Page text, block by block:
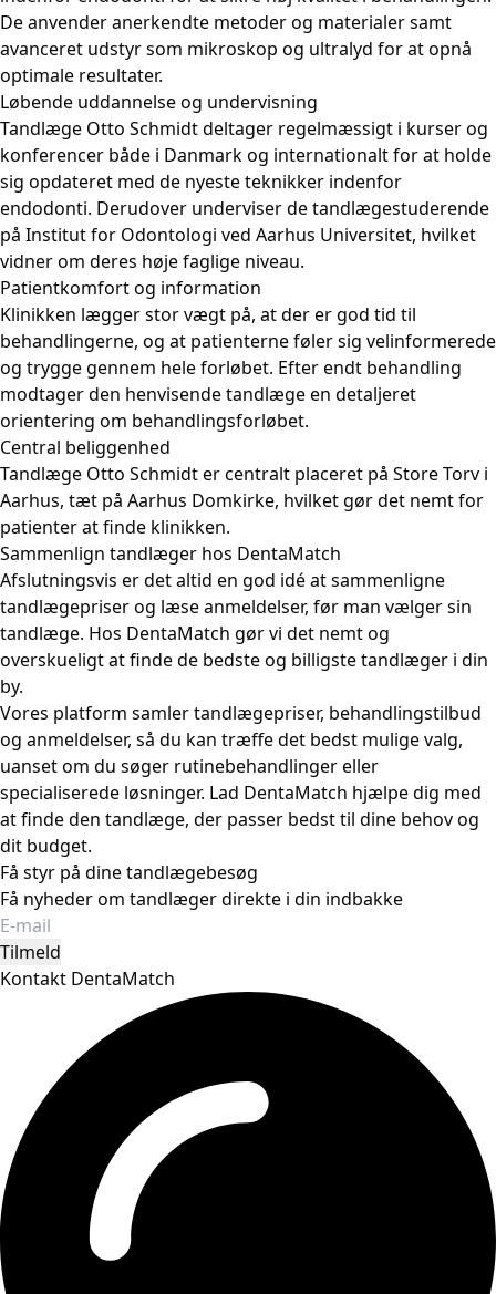
De anvender anerkendte metoder og materialer samt
avanceret udstyr som mikroskop og ultralyd for at opnå
optimale resultater.
Løbende uddannelse og undervisning
Tandlæge Otto Schmidt deltager regelmæssigt i kurser og
konferencer både i Danmark og internationalt for at holde
sig opdateret med de nyeste teknikker indenfor
endodonti. Derudover underviser de tandlægestuderende
på Institut for Odontologi ved Aarhus Universitet, hvilket
vidner om deres høje faglige niveau.
Patientkomfort og information
Klinikken lægger stor vægt på, at der er god tid til
behandlingerne, og at patienterne føler sig velinformerede
og trygge gennem hele forløbet. Efter endt behandling
modtager den henvisende tandlæge en detaljeret
orientering om behandlingsforløbet.
Central beliggenhed
Tandlæge Otto Schmidt er centralt placeret på Store Torv i
Aarhus, tæt på Aarhus Domkirke, hvilket gør det nemt for
patienter at finde klinikken.
Sammenlign tandlæger hos DentaMatch
Afslutningsvis er det altid en god idé at sammenligne
tandlægepriser og læse anmeldelser, før man vælger sin
tandlæge. Hos DentaMatch gør vi det nemt og
overskueligt at finde de bedste og billigste tandlæger i din
by.
Vores platform samler tandlægepriser, behandlingstilbud
og anmeldelser, så du kan træffe det bedst mulige valg,
uanset om du søger rutinebehandlinger eller
specialiserede løsninger. Lad DentaMatch hjælpe dig med
at finde den tandlæge, der passer bedst til dine behov og
dit budget.
Få styr på dine tandlægebesøg
Få nyheder om tandlæger direkte i din indbakke
Tilmeld
Kontakt DentaMatch